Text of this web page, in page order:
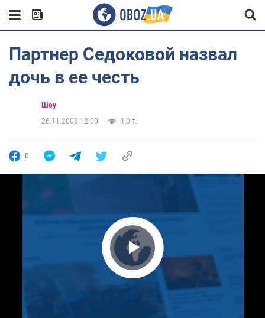
Партнер Седоковой назвал
дочь в ее честь
Шоу
26.11.2008 12:00
1,0 т.
0
Play Video